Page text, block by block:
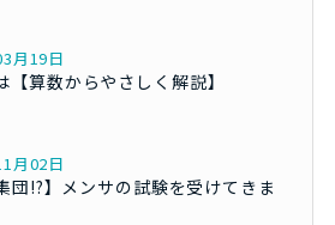
月19日
【算数からやさしく解説】
月02日
団!?】メンサの試験を受けてきま